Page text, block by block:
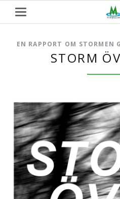
EN RAPPORT OM STORMEN
STORM